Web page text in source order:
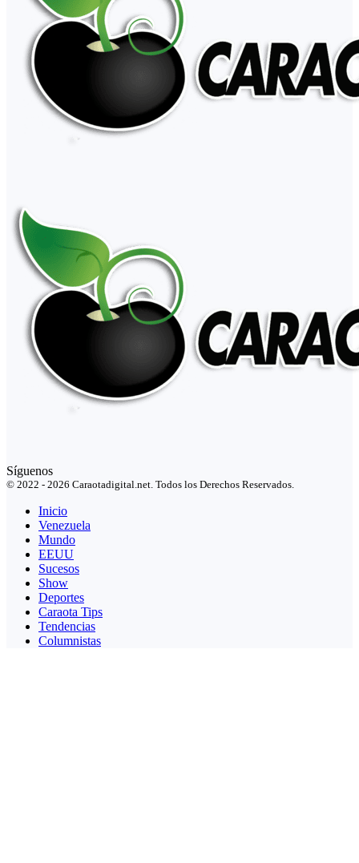
Síguenos
© 2022 - 2026 Caraotadigital.net. Todos los Derechos Reservados.
Inicio
Venezuela
Mundo
EEUU
Sucesos
Show
Deportes
Caraota Tips
Tendencias
Columnistas